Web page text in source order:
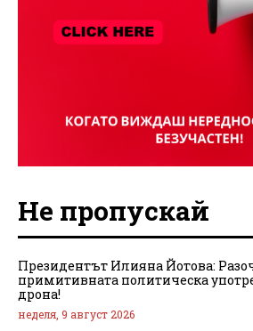
Не пропускай
Президентът Илияна Йотова:
примитивната политическа
дрона!
неделя, 9 август 2026